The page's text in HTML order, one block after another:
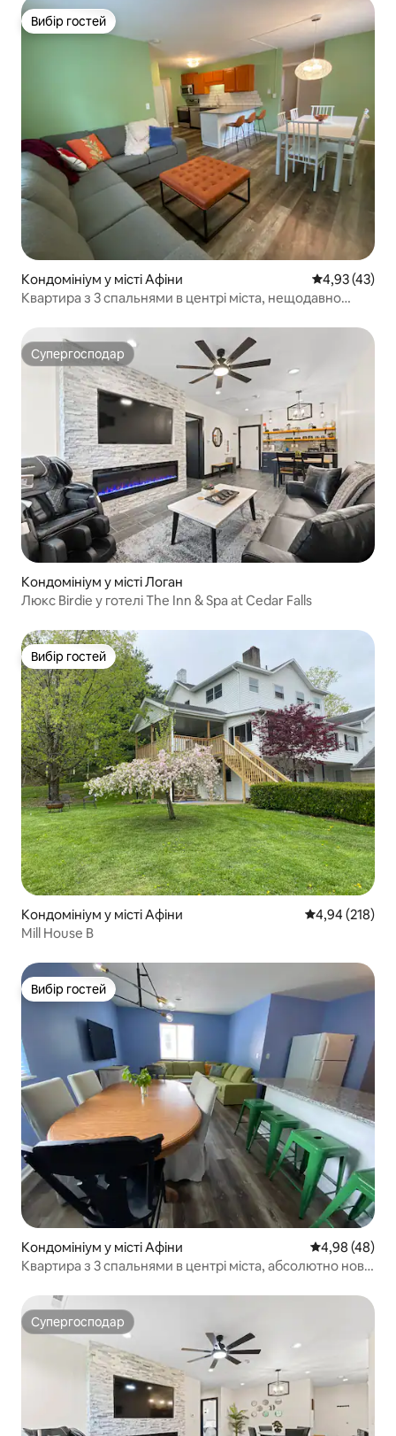
Вибір гостей
Вибір гостей
Кондомініум у місті Афіни Середня
4,93 (43)
Квартира з 3 спальнями в центрі міста, нещодавно
Супергосподар
Супергосподар
Кондомініум у місті Логан
Люкс Birdie у готелі The Inn & Spa at Cedar Falls
Вибір гостей
Вибір гостей
Кондомініум у місті Афіни Середня
4,94 (218)
Mill House B
Вибір гостей
Вибір гостей
Кондомініум у місті Афіни Середня
4,98 (48)
Квартира з 3 спальнями в центрі міста, абсолютно нова
Супергосподар
Супергосподар